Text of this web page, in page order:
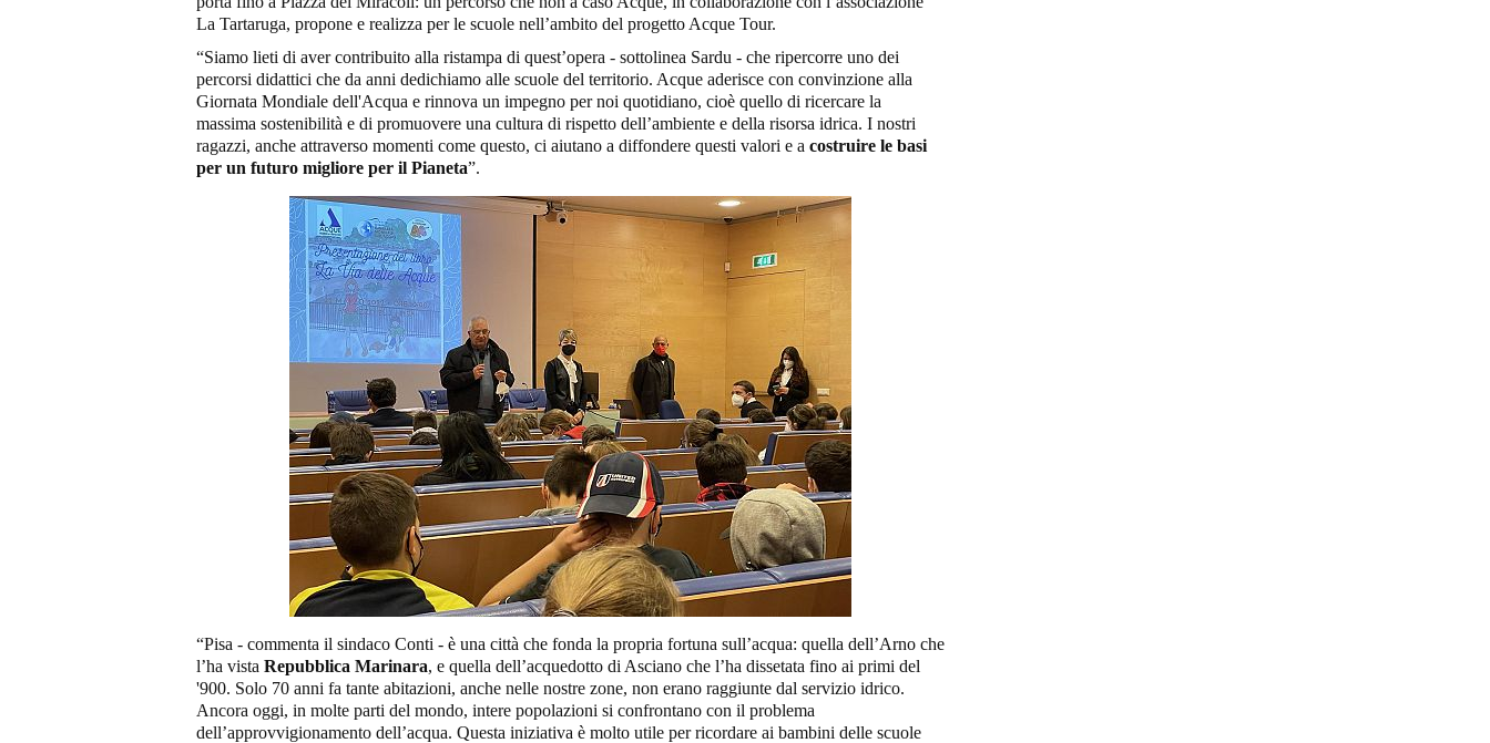
La Tartaruga, propone e realizza per le scuole nell’ambito del progetto Acque Tour.
“Siamo lieti di aver contribuito alla ristampa di quest’opera - sottolinea Sardu - che ripercorre uno dei
percorsi didattici che da anni dedichiamo alle scuole del territorio. Acque aderisce con convinzione alla
Giornata Mondiale dell'Acqua e rinnova un impegno per noi quotidiano, cioè quello di ricercare la
massima sostenibilità e di promuovere una cultura di rispetto dell’ambiente e della risorsa idrica. I nostri
ragazzi, anche attraverso momenti come questo, ci aiutano a diffondere questi valori e a costruire le basi
per un futuro migliore per il Pianeta”.
“Pisa - commenta il sindaco Conti - è una città che fonda la propria fortuna sull’acqua: quella dell’Arno che
l’ha vista Repubblica Marinara, e quella dell’acquedotto di Asciano che l’ha dissetata fino ai primi del
'900. Solo 70 anni fa tante abitazioni, anche nelle nostre zone, non erano raggiunte dal servizio idrico.
Ancora oggi, in molte parti del mondo, intere popolazioni si confrontano con il problema
dell’approvvigionamento dell’acqua. Questa iniziativa è molto utile per ricordare ai bambini delle scuole